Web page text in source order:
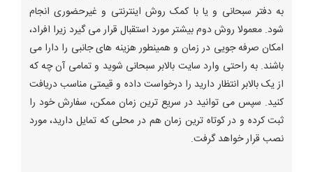
به دفتر سبحانی و یا با کمک روش اینترنتی و غیرحضوری انجام
شود. معمولا روش دوم بیشتر مورد استقبال قرار می گیرد زیرا افراد،
امکان صرفه جویی در زمان و همینطور هزینه های جانبی را دارا می
باشند. به راحتی وارد سایت بالابر سبحانی شوید و تمامی آن چه که
از یک بالابر انتظار دارید را درخواست داده و قیمتی مناسب دریافت
کنید. سپس می توانید در سریع ترین زمان ممکن، سفارش خود را
ثبت کرده و در کوتاه ترین زمان هم در محلی که تمایل دارید، مورد
نصب قرار خواهد گرفت.